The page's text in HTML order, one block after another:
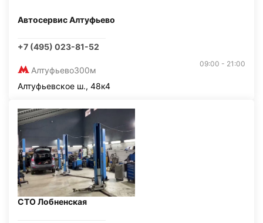
Автосервис Алтуфьево
+7 (495) 023-81-52
Алтуфьево300м
09:00 - 21:00
Алтуфьевское ш., 48к4
СТО Лобненская